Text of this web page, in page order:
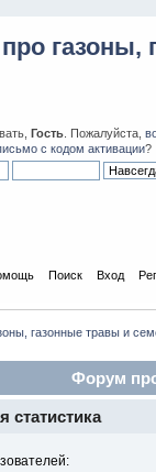
газоны,
Гость . Пожалуйста,
с кодом активации?
Поиск Вход
газонные травы и
Форум
статистика